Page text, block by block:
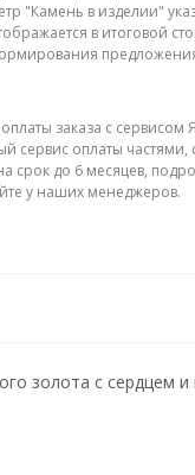
"Камень в изделии"
в итоговой
заказа с сервисом
сервис оплаты
срок до 6 месяцев,
у наших менеджеров.
золота с сердцем и